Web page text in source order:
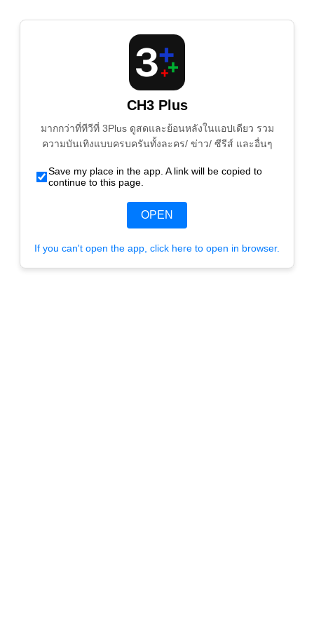
CH3 Plus
มากกว่าที่ทีวีที่ 3Plus ดูสดและย้อนหลังในแอปเดียว รวม
ความบันเทิงแบบครบครันทั้งละคร/ ข่าว/ ซีรีส์ และอื่นๆ
Save my place in the app. A link will be copied to
continue to this page.
OPEN
If you can't open the app, click here to open in browser.